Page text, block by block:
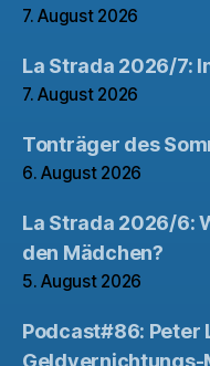
7. August 2026
La Strada 2026/7:
7. August 2026
Tonträger des
6. August 2026
La Strada 2026/6:
den Mädchen?
5. August 2026
Podcast#86: Peter
Geldvernichtungs-